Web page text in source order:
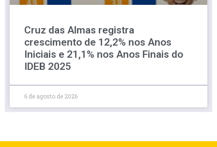
Cruz das Almas registra
crescimento de 12,2% nos Anos
Iniciais e 21,1% nos Anos Finais do
IDEB 2025
6 de agosto de 2026